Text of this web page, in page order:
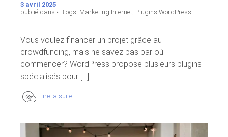
3 avril 2025
publié dans • Blogs, Marketing Internet, Plugins WordPress
Vous voulez financer un projet grâce au
crowdfunding, mais ne savez pas par où
commencer? WordPress propose plusieurs plugins
spécialisés pour [...]
Lire la suite